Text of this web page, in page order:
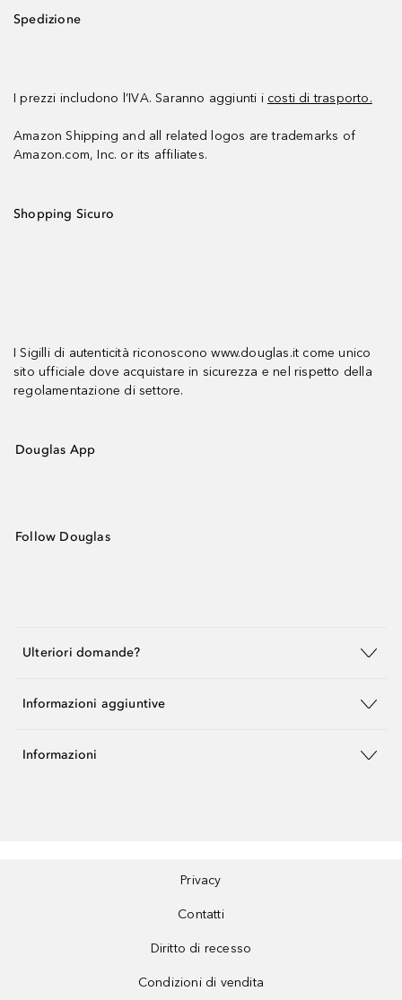
Spedizione
I prezzi includono l’IVA. Saranno aggiunti i costi di trasporto.
Amazon Shipping and all related logos are trademarks of
Amazon.com, Inc. or its affiliates.
Shopping Sicuro
I Sigilli di autenticità riconoscono www.douglas.it come unico
sito ufficiale dove acquistare in sicurezza e nel rispetto della
regolamentazione di settore.
Douglas App
Follow Douglas
Ulteriori domande?
Informazioni aggiuntive
Informazioni
Privacy
Contatti
Diritto di recesso
Condizioni di vendita